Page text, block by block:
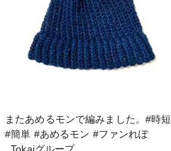
またあめるモンで編みました。#時短
#簡単 #あめるモン #ファンれぽ